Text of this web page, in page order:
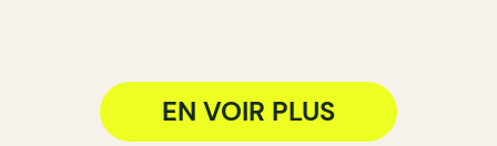
EN VOIR PLUS